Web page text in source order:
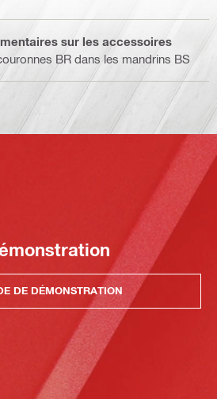
sur les accessoires
BR dans les mandrins BS
DE DÉMONSTRATION